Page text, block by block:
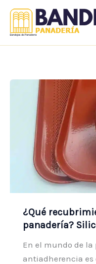
contenido
Bandejas de Panaderia
¿Qué
panadería?
En el mundo de
antiadherencia es